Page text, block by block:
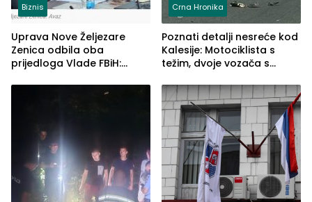
Biznis
Uprava Nove Željezare
Zenica odbila oba
prijedloga Vlade FBiH:
rješenje
Crna Hronika
Poznati detalji nesreće kod
Kalesije: Motociklista s
težim, dvoje vozača s